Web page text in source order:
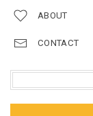
ABOUT
CONTACT